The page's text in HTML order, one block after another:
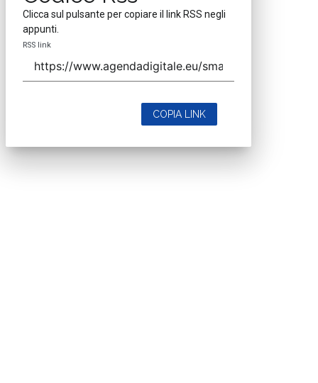
Clicca sul pulsante per copiare il link RSS negli
appunti.
RSS link
COPIA LINK